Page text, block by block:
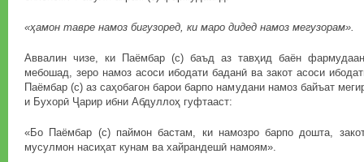
«ҳамон тавре намоз бигузоред, ки маро дидед намоз мегузорам».
Аввалин чизе, ки Паёмбар (с) баъд аз тавҳид баён
мебошад, зеро намоз асоси ибодати баданӣ ва закот асоси
Паёмбар (с) аз саҳобагон барои барпо намудани намоз байъат
и Бухорӣ Ҷарир ибни Абдуллоҳ гуфтааст:
«Бо Паёмбар (с) паймон бастам, ки намозро барпо дошта,
мусулмон насиҳат кунам ва хайрандешӣ намоям».